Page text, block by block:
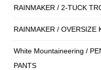
RAINMAKER / 2-TUCK
RAINMAKER / OVERSIZE
White Mountaineering /
PANTS